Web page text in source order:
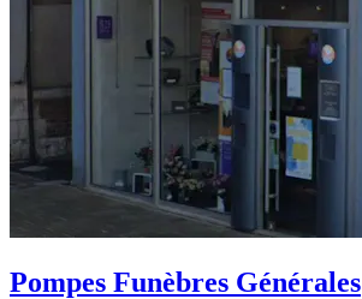
Pompes Funèbres Générales